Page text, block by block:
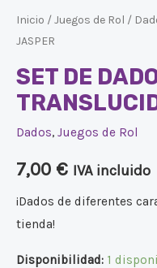
Inicio /Juegos de Rol /
JASPER
SET DE
Dados, Juegos de Rol
7,00 € IVA incluido
¡Dados de diferentes
tienda!
Disponibilidad: 1